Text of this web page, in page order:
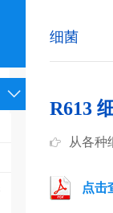
细菌
R613
从各种
点击